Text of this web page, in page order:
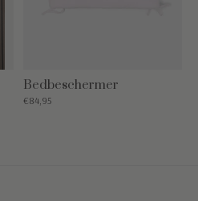
Bedbeschermer
€84,95